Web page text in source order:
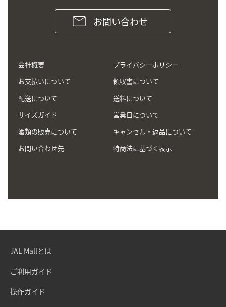
お問い合わせ
会社概要
プライバシーポリシー
お支払いについて
領収書について
配送について
送料について
サイズガイド
営業日について
酒類の販売について
キャンセル・返品について
お問い合わせ先
特商法に基づく表示
JAL Mallとは
ご利用ガイド
操作ガイド